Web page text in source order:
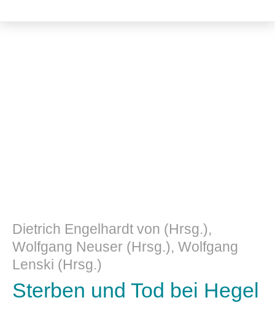
Dietrich Engelhardt von (Hrsg.),
Wolfgang Neuser (Hrsg.), Wolfgang
Lenski (Hrsg.)
Sterben und Tod bei Hegel